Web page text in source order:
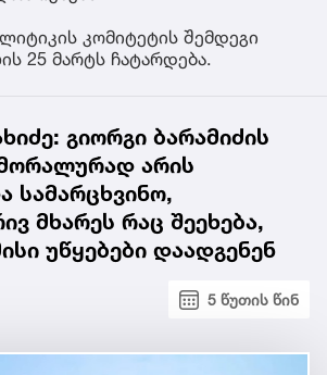
კომიტეტის შემდეგი
25 მარტს ჩატარდება.
გიორგი ბარამიძის
არის
სამარცხვინო,
მხარეს რაც შეეხება,
უწყებები დაადგენენ
5 წუთის წინ